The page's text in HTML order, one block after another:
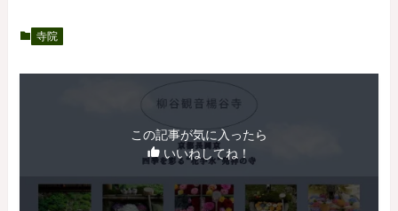
寺院
この記事が気に入ったら
いいねしてね！